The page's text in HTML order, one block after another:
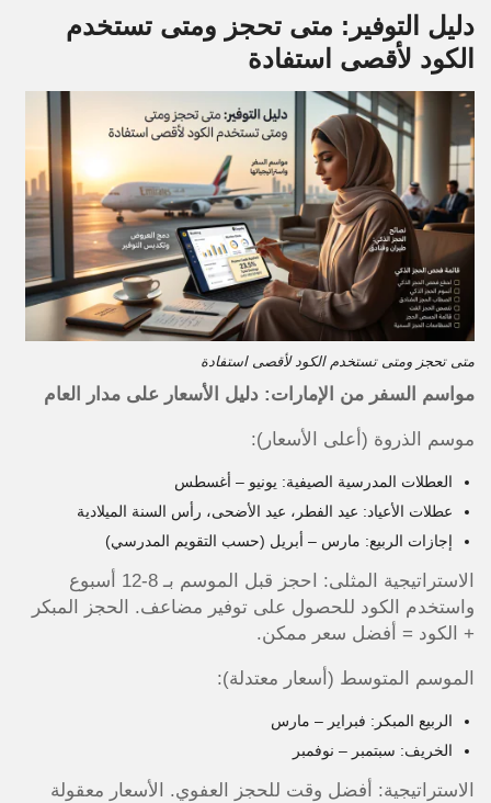
دليل التوفير: متى تحجز ومتى تستخدم
الكود لأقصى استفادة
متى تحجز ومتى تستخدم الكود لأقصى استفادة
مواسم السفر من الإمارات: دليل الأسعار على مدار العام
موسم الذروة (أعلى الأسعار):
العطلات المدرسية الصيفية: يونيو – أغسطس
عطلات الأعياد: عيد الفطر، عيد الأضحى، رأس السنة الميلادية
إجازات الربيع: مارس – أبريل (حسب التقويم المدرسي)
الاستراتيجية المثلى: احجز قبل الموسم بـ 8-12 أسبوع
واستخدم الكود للحصول على توفير مضاعف. الحجز المبكر
+ الكود = أفضل سعر ممكن.
الموسم المتوسط (أسعار معتدلة):
الربيع المبكر: فبراير – مارس
الخريف: سبتمبر – نوفمبر
الاستراتيجية: أفضل وقت للحجز العفوي. الأسعار معقولة